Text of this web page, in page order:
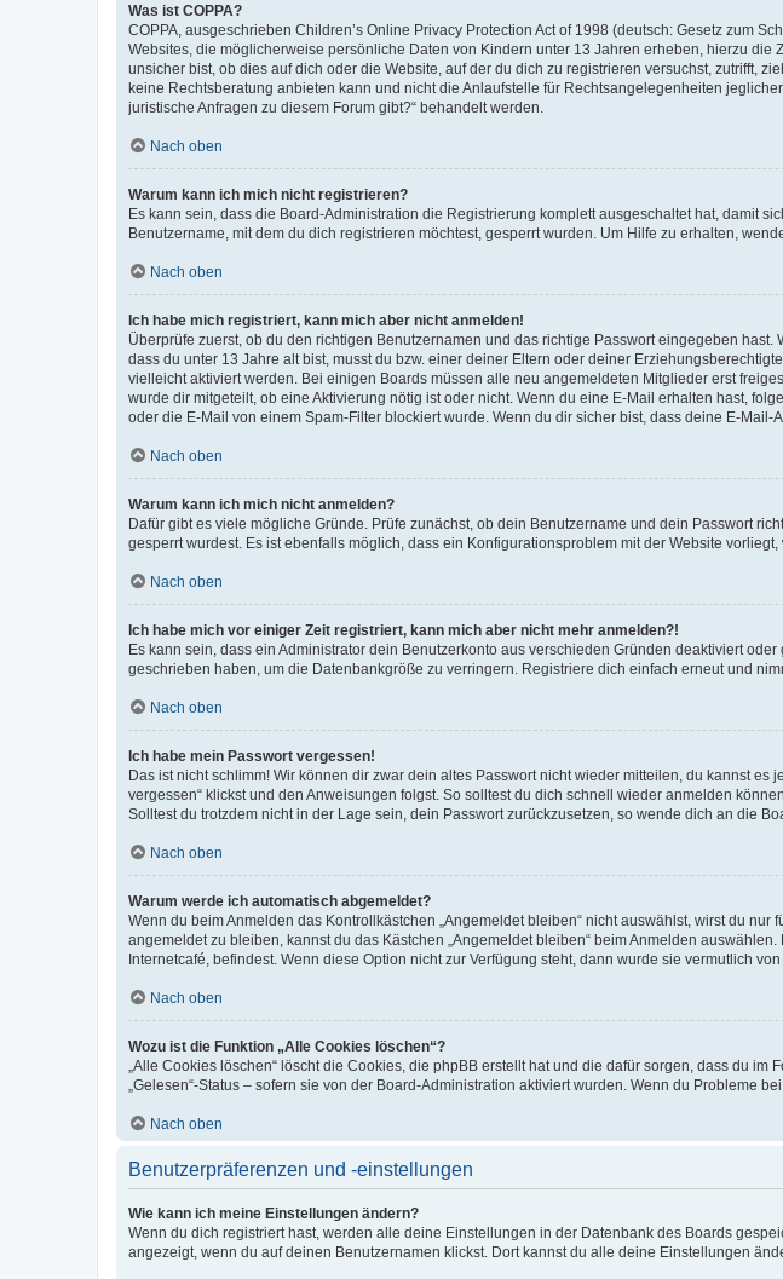
Was ist COPPA?
COPPA, ausgeschrieben Children’s Online Privacy Protection Act of 1998 (deutsch: Gesetz zum
Websites, die möglicherweise persönliche Daten von Kindern unter 13 Jahren erheben, hierzu
unsicher bist, ob dies auf dich oder die Website, auf der du dich zu registrieren versuchst, zutrifft,
keine Rechtsberatung anbieten kann und nicht die Anlaufstelle für Rechtsangelegenheiten
juristische Anfragen zu diesem Forum gibt?“ behandelt werden.
Nach oben
Warum kann ich mich nicht registrieren?
Es kann sein, dass die Board-Administration die Registrierung komplett ausgeschaltet hat, damit
Benutzername, mit dem du dich registrieren möchtest, gesperrt wurden. Um Hilfe zu erhalten,
Nach oben
Ich habe mich registriert, kann mich aber nicht anmelden!
Überprüfe zuerst, ob du den richtigen Benutzernamen und das richtige Passwort eingegeben
dass du unter 13 Jahre alt bist, musst du bzw. einer deiner Eltern oder deiner
vielleicht aktiviert werden. Bei einigen Boards müssen alle neu angemeldeten Mitglieder erst
wurde dir mitgeteilt, ob eine Aktivierung nötig ist oder nicht. Wenn du eine E-Mail erhalten hast,
oder die E-Mail von einem Spam-Filter blockiert wurde. Wenn du dir sicher bist, dass deine E-
Nach oben
Warum kann ich mich nicht anmelden?
Dafür gibt es viele mögliche Gründe. Prüfe zunächst, ob dein Benutzername und dein Passwort
gesperrt wurdest. Es ist ebenfalls möglich, dass ein Konfigurationsproblem mit der Website
Nach oben
Ich habe mich vor einiger Zeit registriert, kann mich aber nicht mehr anmelden?!
Es kann sein, dass ein Administrator dein Benutzerkonto aus verschieden Gründen deaktiviert
geschrieben haben, um die Datenbankgröße zu verringern. Registriere dich einfach erneut und
Nach oben
Ich habe mein Passwort vergessen!
Das ist nicht schlimm! Wir können dir zwar dein altes Passwort nicht wieder mitteilen, du kannst
vergessen“ klickst und den Anweisungen folgst. So solltest du dich schnell wieder anmelden können.
Solltest du trotzdem nicht in der Lage sein, dein Passwort zurückzusetzen, so wende dich an die
Nach oben
Warum werde ich automatisch abgemeldet?
Wenn du beim Anmelden das Kontrollkästchen „Angemeldet bleiben“ nicht auswählst, wirst du
angemeldet zu bleiben, kannst du das Kästchen „Angemeldet bleiben“ beim Anmelden
Internetcafé, befindest. Wenn diese Option nicht zur Verfügung steht, dann wurde sie vermutlich
Nach oben
Wozu ist die Funktion „Alle Cookies löschen“?
„Alle Cookies löschen“ löscht die Cookies, die phpBB erstellt hat und die dafür sorgen, dass du
„Gelesen“-Status – sofern sie von der Board-Administration aktiviert wurden. Wenn du Probleme
Nach oben
Benutzerpräferenzen und -einstellungen
Wie kann ich meine Einstellungen ändern?
Wenn du dich registriert hast, werden alle deine Einstellungen in der Datenbank des Boards
angezeigt, wenn du auf deinen Benutzernamen klickst. Dort kannst du alle deine Einstellungen